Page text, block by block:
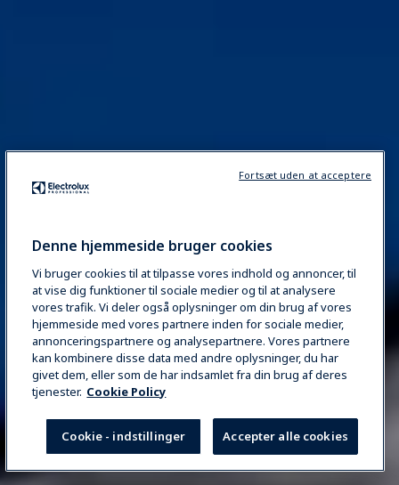
REQUEST INFO
Denne hjemmeside bruger cookies
Vi bruger cookies til at tilpasse vores indhold og annoncer, til
at vise dig funktioner til sociale medier og til at analysere
vores trafik. Vi deler også oplysninger om din brug af vores
hjemmeside med vores partnere inden for sociale medier,
annonceringspartnere og analysepartnere. Vores partnere
kan kombinere disse data med andre oplysninger, du har
givet dem, eller som de har indsamlet fra din brug af deres
tjenester. Cookie Policy
Accepter alle cookies
Cookie - indstillinger
Fortsæt uden at acceptere